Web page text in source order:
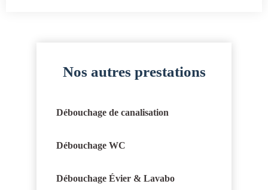
Nos autres prestations
Débouchage de canalisation
Débouchage WC
Débouchage Évier & Lavabo